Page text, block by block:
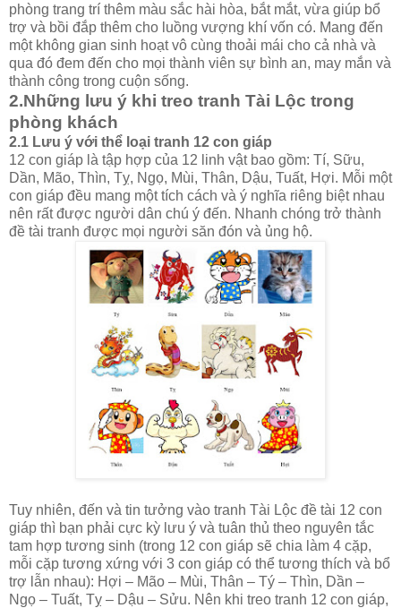
phòng trang trí thêm màu sắc hài hòa, bắt mắt, vừa giúp bổ
trợ và bồi đắp thêm cho luồng vượng khí vốn có. Mang đến
một không gian sinh hoạt vô cùng thoải mái cho cả nhà và
qua đó đem đến cho mọi thành viên sự bình an, may mắn và
thành công trong cuộn sống.
2.Những lưu ý khi treo tranh Tài Lộc trong
phòng khách
2.1 Lưu ý với thể loại tranh 12 con giáp
12 con giáp là tập hợp của 12 linh vật bao gồm: Tí, Sữu,
Dần, Mão, Thìn, Tỵ, Ngọ, Mùi, Thân, Dậu, Tuất, Hợi. Mỗi một
con giáp đều mang một tích cách và ý nghĩa riêng biệt nhau
nên rất được người dân chú ý đến. Nhanh chóng trở thành
đề tài tranh được mọi người săn đón và ủng hộ.
Tuy nhiên, đến và tin tưởng vào tranh Tài Lộc đề tài 12 con
giáp thì bạn phải cực kỳ lưu ý và tuân thủ theo nguyên tắc
tam hợp tương sinh (trong 12 con giáp sẽ chia làm 4 cặp,
mỗi cặp tương xứng với 3 con giáp có thể tương thích và bổ
trợ lẫn nhau): Hợi – Mão – Mùi, Thân – Tý – Thìn, Dần –
Ngọ – Tuất, Tỵ – Dậu – Sửu. Nên khi treo tranh 12 con giáp,